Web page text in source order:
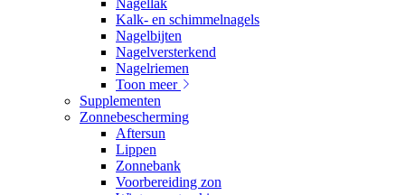
Nagellak
Kalk- en schimmelnagels
Nagelbijten
Nagelversterkend
Nagelriemen
Toon meer
Supplementen
Zonnebescherming
Aftersun
Lippen
Zonnebank
Voorbereiding zon